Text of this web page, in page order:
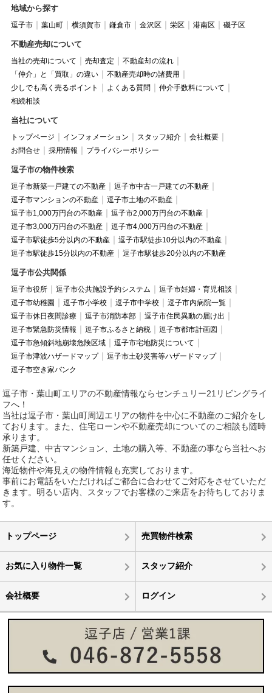
地域から探す
逗子市 葉山町 横須賀市 鎌倉市 金沢区 栄区 港南区 磯子区
不動産売却について
当社の売却について 売却査定
不動産却の流れ
「仲介」と「買取」の違い
不動産売却時の諸費用
少しでも高く売るポイント
よくある質問
仲介手数料について
相続相談
当社について
トップページ インフォメーション スタッフ紹介
会社概要
お問合せ
採用情報 プライバシーポリシー
逗子市の物件検索
逗子市新築一戸建ての不動産
逗子市中古一戸建ての不動産
逗子市マンションの不動産
逗子市土地の不動産
逗子市1,000万円台の不動産
逗子市2,000万円台の不動産
逗子市3,000万円台の不動産
逗子市4,000万円台の不動産
逗子市駅徒歩5分以内の不動産
逗子市駅徒歩10分以内の不動産
逗子市駅徒歩15分以内の不動産
逗子市駅徒歩20分以内の不動産
逗子市公共関係
逗子市役所 逗子市公共施設予約システム
逗子市妊婦・育児相談
逗子市幼稚園
逗子市小学校 逗子市中学校
逗子市内病院一覧
逗子市休日夜間診療
逗子市消防本部
逗子市住民異動の届け出
逗子市緊急防災情報
逗子市ふるさと納税
逗子市都市計画図
逗子市急傾斜地崩壊危険区域
逗子市宅地防災について
逗子市津波ハザードマップ
逗子市土砂災害等ハザードマップ
逗子市空き家バンク
逗子市・葉山町エリアの不動産情報ならセンチュリー21リビングライ
フへ！
当社は逗子市・葉山町周辺エリアの物件を中心に不動産のご紹介をし
ております。また、住宅ローンや不動産売却についてのご相談も随時
承ります。
新築戸建、中古マンション、土地の購入等、不動産の事なら当社へお
任せください。
海近物件や海見えの物件情報も充実しております。
事前にお電話をいただければご都合に合わせてご対応をさせていただ
きます。明るい店内、スタッフでお客様のご来店をお待ちしておりま
す。
トップページ 売買物件検索
お気に入り物件一覧 スタッフ紹介
会社概要 ログイン